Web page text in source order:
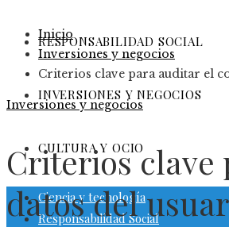
RESPONSABILIDAD SOCIAL
INVERSIONES Y NEGOCIOS
CULTURA Y OCIO
Ciencia y tecnología
Responsabilidad Social
Inicio
Inversiones y negocios
Criterios clave para auditar el
Inversiones y negocios
Criterios clave
datos del